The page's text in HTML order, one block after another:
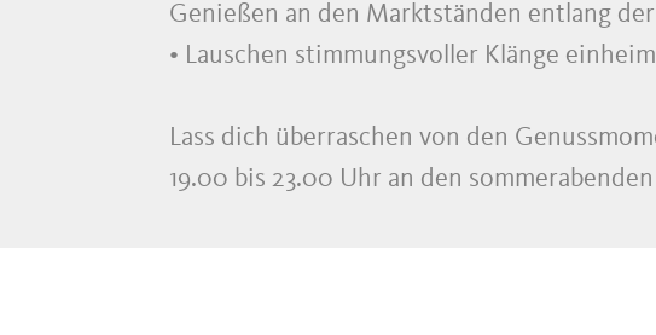
Genießen an den Marktständen entlang
• Lauschen stimmungsvoller Klänge
Lass dich überraschen von den
19.00 bis 23.00 Uhr an den